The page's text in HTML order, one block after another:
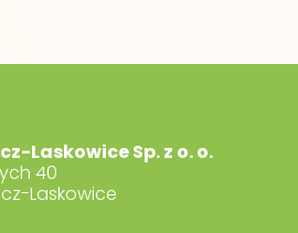
Laskowice Sp. z o. o.
40
Laskowice